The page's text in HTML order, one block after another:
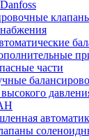
части